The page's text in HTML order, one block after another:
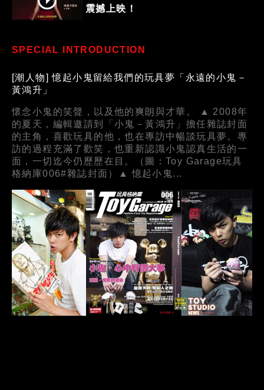
震撼上映！
SPECIAL INTRODUCTION
[潮人物] 憶起小鬼留給我們的玩具夢「永遠的小鬼－
黃鴻升」
懷念小鬼的笑聲，以及他的爽朗與才華。 ▲ 2008年
的夏天，編輯邀請到「小鬼－黃鴻升」擔任雜誌封面
的主角，喜歡玩具的他，也在專訪中暢談玩具夢。專
訪的過程充滿了歡笑，也重新認識小鬼認真生活的一
面，一切迄今仍歷歷在目。（圖：Toy Garage玩具
格納庫006#雜誌封面）▲ 憶起小鬼...